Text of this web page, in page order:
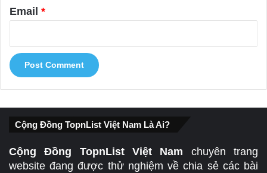
Email *
Cộng Đồng TopnList Việt Nam Là Ai?
Cộng Đồng TopnList Việt Nam chuyên trang
website đang được thử nghiệm về chia sẻ các bài